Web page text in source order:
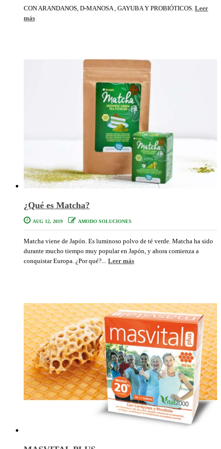
CON ARANDANOS, D-MANOSA , GAYUBA Y PROBIÓTICOS. Leer
más
¿Qué es Matcha?
AUG 12, 2019 AMODO SOLUCIONES
Matcha viene de Japón. Es luminoso polvo de té verde. Matcha ha sido
durante mucho tiempo muy popular en Japón, y ahora comienza a
conquistar Europa. ¿Por qué?... Leer más